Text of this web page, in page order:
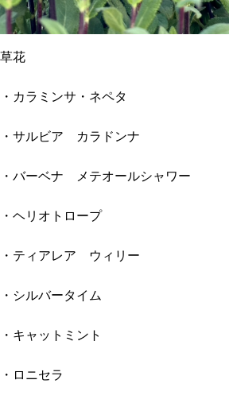
草花
・カラミンサ・ネペタ
・サルビア カラドンナ
・バーベナ メテオールシャワー
・ヘリオトロープ
・ティアレア ウィリー
・シルバータイム
・キャットミント
・ロニセラ